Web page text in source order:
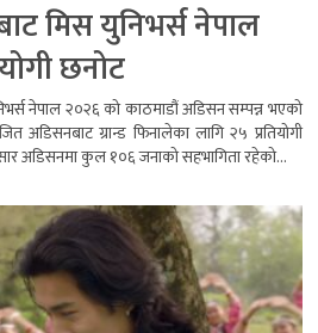
मिस युनिभर्स नेपाल
छनोट
नेपाल २०२६ को काठमाडौं अडिसन सम्पन्न भएको
अडिसनबाट ग्रान्ड फिनालेका लागि २५ प्रतियोगी
अडिसनमा कुल १०६ जनाको सहभागिता रहेको...